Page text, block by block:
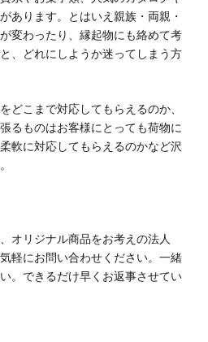
あります。とはいえ親族・両親・
変わったり、縁起物にも絡めて考
、どれにしようか迷ってしまう方
どこまで対応してもらえるのか、
るものはお客様にとっても荷物に
軟に対応してもらえるのかなど沢
オリジナル商品をお考えの法人
軽にお問い合わせください。一緒
。できるだけ早くお返事させてい